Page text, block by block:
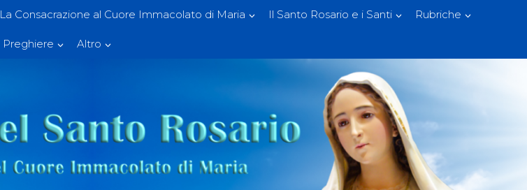
La Consacrazione al Cuore Immacolato di Maria Il Santo Rosario e i Santi Rubriche
Preghiere Altro